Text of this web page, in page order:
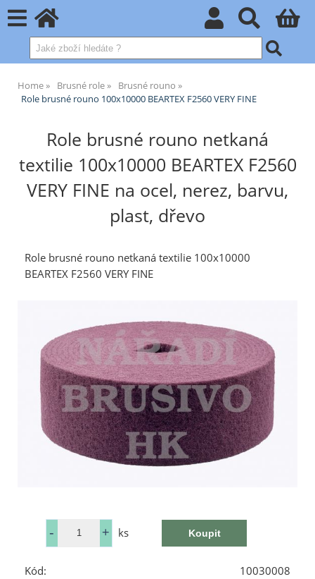
Home Brusné role
Brusné rouno
Role brusné rouno 100x10000 BEARTEX F2560 VERY FINE
Role brusné rouno netkaná
textilie 100x10000 BEARTEX F2560
VERY FINE na ocel, nerez, barvu,
plast, dřevo
Role brusné rouno netkaná textilie 100x10000
BEARTEX F2560 VERY FINE
ks
Kód:
10030008